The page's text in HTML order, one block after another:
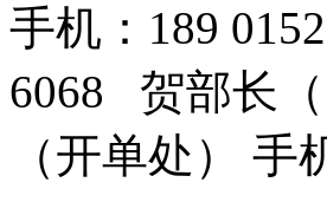
手机：189
6068 贺部长
（开单处）